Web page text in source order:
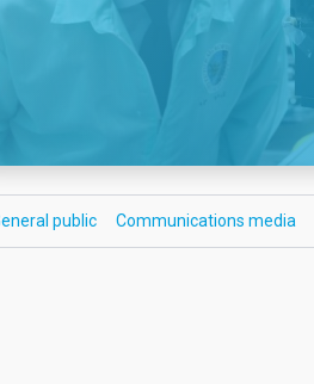
public Communications media